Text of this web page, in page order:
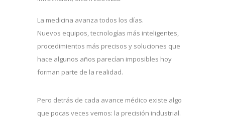
La medicina avanza todos los días.
Nuevos equipos, tecnologías más inteligentes,
procedimientos más precisos y soluciones que
hace algunos años parecían imposibles hoy
forman parte de la realidad.
Pero detrás de cada avance médico existe algo
que pocas veces vemos: la precisión industrial.